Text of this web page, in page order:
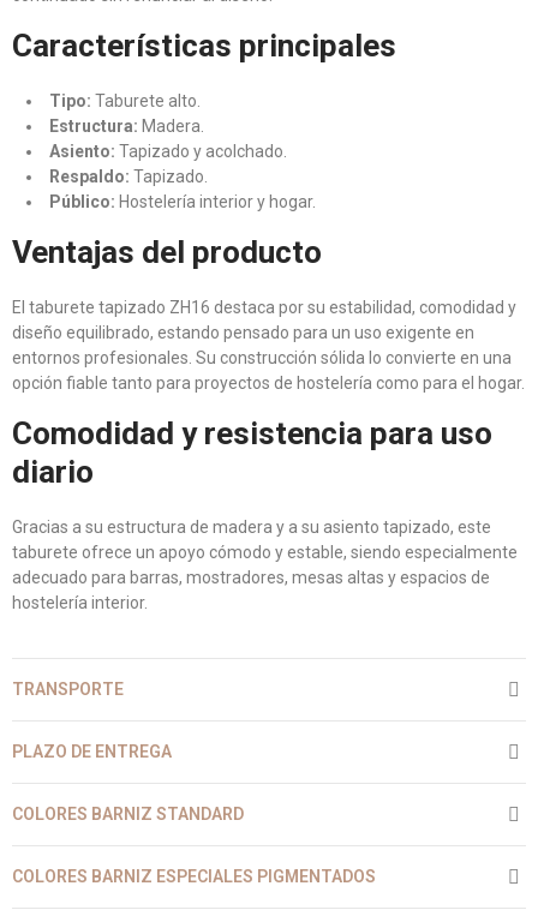
Características principales
Tipo: Taburete alto.
Estructura: Madera.
Asiento: Tapizado y acolchado.
Respaldo: Tapizado.
Público: Hostelería interior y hogar.
Ventajas del producto
El taburete tapizado ZH16 destaca por su estabilidad, comodidad y
diseño equilibrado, estando pensado para un uso exigente en
entornos profesionales. Su construcción sólida lo convierte en una
opción fiable tanto para proyectos de hostelería como para el hogar.
Comodidad y resistencia para uso
diario
Gracias a su estructura de madera y a su asiento tapizado, este
taburete ofrece un apoyo cómodo y estable, siendo especialmente
adecuado para barras, mostradores, mesas altas y espacios de
hostelería interior.
TRANSPORTE
PLAZO DE ENTREGA
COLORES BARNIZ STANDARD
COLORES BARNIZ ESPECIALES PIGMENTADOS